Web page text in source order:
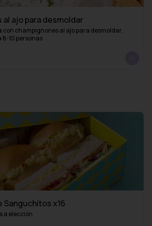
al ajo para desmoldar
con champignones al ajo para desmoldar,
10 personas
Sanguchitos x16
a elección